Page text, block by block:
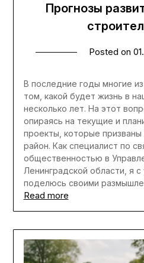
Прогнозы
Posted on
В последние годы многие
том, какой будет жизнь в
несколько лет. На этот
опираясь на текущие и
проекты, которые
район. Как специалист по
общественностью в
Ленинградской области, я
поделюсь своими
Read more